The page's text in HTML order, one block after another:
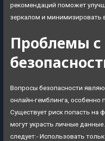
рекомендаций поможет
зеркалом и минимизировать
Проблемы с
Вопросы безопасности
онлайн-гемблинга, особенно
Существует риск попасть на
могут украсть личные
следует:- Использовать